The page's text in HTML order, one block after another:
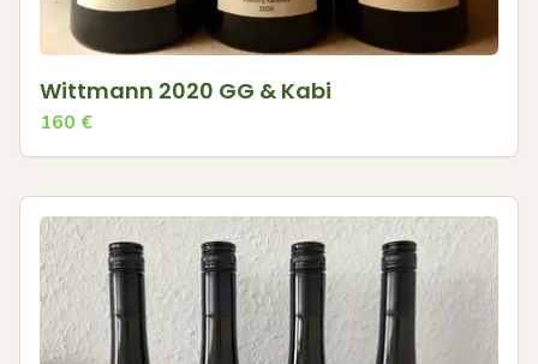
Wittmann 2020 GG & Kabi
160 €